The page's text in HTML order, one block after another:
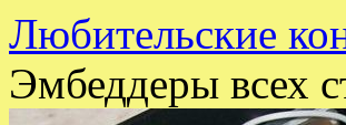
Любительские
Эмбеддеры всех